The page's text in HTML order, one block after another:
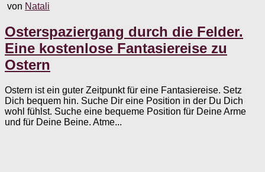
von Natali
Osterspaziergang durch die Felder.
Eine kostenlose Fantasiereise zu
Ostern
Ostern ist ein guter Zeitpunkt für eine Fantasiereise. Setz
Dich bequem hin. Suche Dir eine Position in der Du Dich
wohl fühlst. Suche eine bequeme Position für Deine Arme
und für Deine Beine. Atme...